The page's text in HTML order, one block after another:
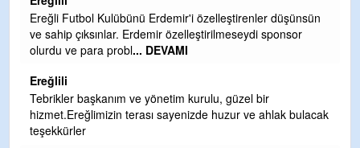
Ereğli Futbol Kulübünü Erdemir'i özelleştirenler düşünsün
ve sahip çıksınlar. Erdemir özelleştirilmeseydi sponsor
olurdu ve para probl... DEVAMI
Ereğlili
Tebrikler başkanım ve yönetim kurulu, güzel bir
hizmet.Ereğlimizin terası sayenizde huzur ve ahlak bulacak
teşekkürler